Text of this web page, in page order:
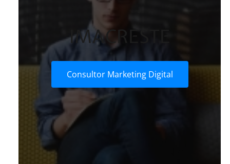
IMACRESTE
Consultor Marketing Digital